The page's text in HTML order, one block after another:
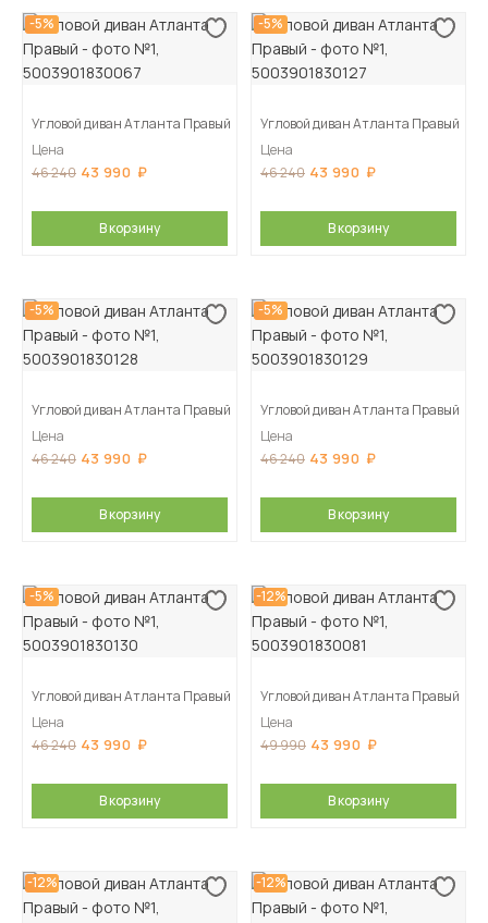
-5%
Угловой диван Атланта Правый
Цена
46 240 43 990
В корзину
-5%
Угловой диван Атланта Правый
Цена
46 240 43 990
В корзину
-5%
Угловой диван Атланта Правый
Цена
46 240 43 990
В корзину
-5%
Угловой диван Атланта Правый
Цена
46 240 43 990
В корзину
-5%
Угловой диван Атланта Правый
Цена
46 240 43 990
В корзину
-12%
Угловой диван Атланта Правый
Цена
49 990 43 990
В корзину
-12% -12%